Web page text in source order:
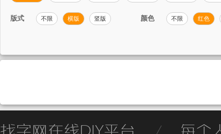
版式 不限 横版 竖版 颜色 不限 红色